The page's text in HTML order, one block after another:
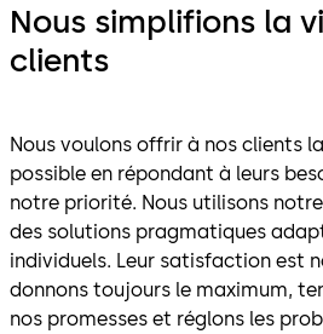
Nous simplifions la
clients
Nous voulons offrir à nos clients
possible en répondant à leurs
notre priorité. Nous utilisons
des solutions pragmatiques
individuels. Leur satisfaction est
donnons toujours le maximum,
nos promesses et réglons les